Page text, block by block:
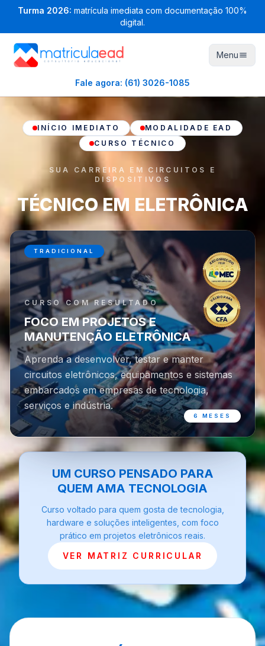
Turma 2026: matrícula imediata com documentação 100%
digital.
Menu
Fale agora: (61) 3026-1085
INÍCIO IMEDIATO
MODALIDADE EAD
CURSO TÉCNICO
SUA CARREIRA EM CIRCUITOS E
DISPOSITIVOS
TÉCNICO EM ELETRÔNICA
TRADICIONAL
6 MESES
CURSO COM RESULTADO
FOCO EM PROJETOS E
MANUTENÇÃO ELETRÔNICA
Aprenda a desenvolver, testar e manter
circuitos eletrônicos, equipamentos e sistemas
embarcados em empresas de tecnologia,
serviços e indústria.
UM CURSO PENSADO PARA
QUEM AMA TECNOLOGIA
Curso voltado para quem gosta de tecnologia,
hardware e soluções inteligentes, com foco
prático em projetos eletrônicos reais.
VER MATRIZ CURRICULAR